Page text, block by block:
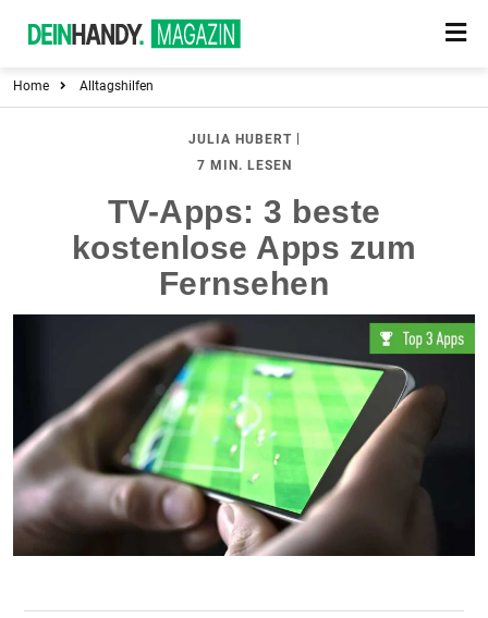
Home Alltagshilfen
JULIA HUBERT|
7 MIN. LESEN
TV-Apps: 3 beste
kostenlose Apps zum
Fernsehen